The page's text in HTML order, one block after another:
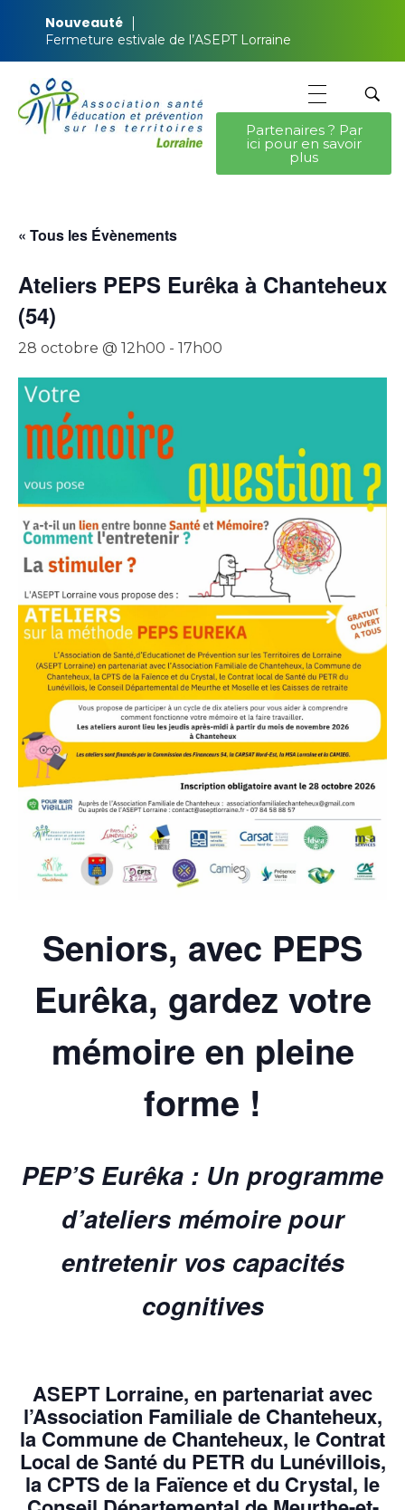
Nouveauté
Fermeture estivale de l’ASEPT Lorraine
Partenaires ? Par
ici pour en savoir
plus
« Tous les Évènements
Ateliers PEPS Eurêka à Chanteheux
(54)
28 octobre @ 12h00 - 17h00
Seniors, avec PEPS
Eurêka, gardez votre
mémoire en pleine
forme !
PEP’S Eurêka : Un programme
d’ateliers mémoire pour
entretenir vos capacités
cognitives
ASEPT Lorraine, en partenariat avec
l’Association Familiale de Chanteheux,
la Commune de Chanteheux, le Contrat
Local de Santé du PETR du Lunévillois,
la CPTS de la Faïence et du Crystal, le